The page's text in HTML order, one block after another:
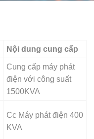
Nội dung cung cấp
Cung cấp máy phát
điện với công suất
1500KVA
Cc Máy phát điện 400
KVA